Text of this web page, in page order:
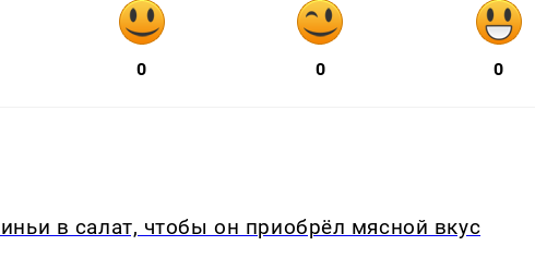
0 0 0
в салат, чтобы он приобрёл мясной вкус